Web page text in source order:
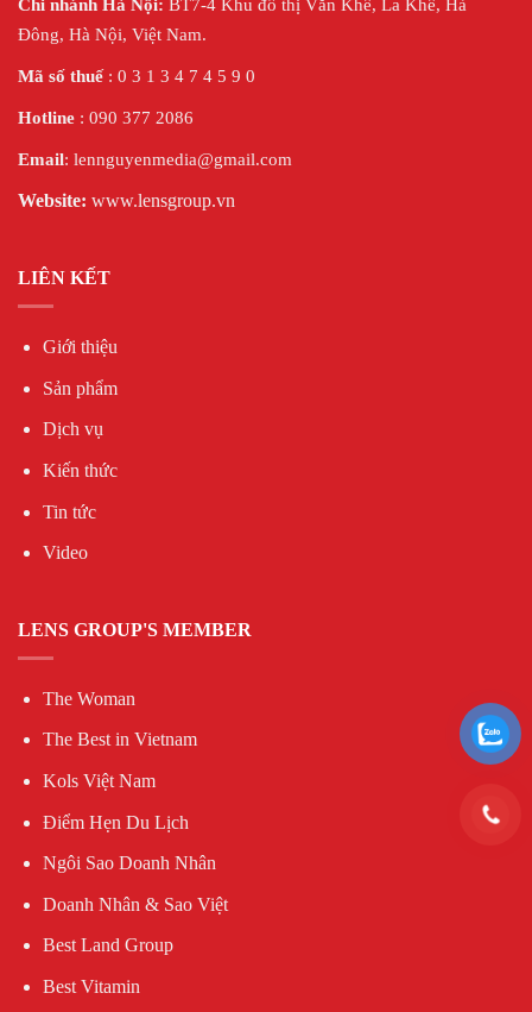
Chi nhánh Hà Nội: BT7-4 Khu đô thị Văn Khê, La Khê, Hà
Đông, Hà Nội, Việt Nam.
Mã số thuế: 0 3 1 3 4 7 4 5 9 0
Hotline : 090 377 2086
Email: lennguyenmedia@gmail.com
Website: www.lensgroup.vn
LIÊN KẾT
Giới thiệu
Sản phẩm
Dịch vụ
Kiến thức
Tin tức
Video
LENS GROUP'S MEMBER
The Woman
The Best in Vietnam
Kols Việt Nam
Điểm Hẹn Du Lịch
Ngôi Sao Doanh Nhân
Doanh Nhân & Sao Việt
Best Land Group
Best Vitamin